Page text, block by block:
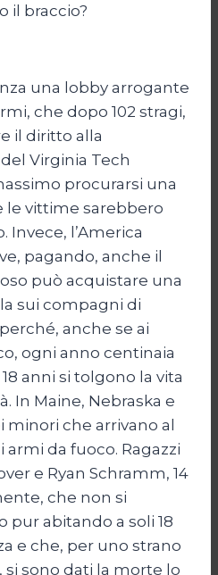
il braccio?
una lobby arrogante
che dopo 102 stragi,
il diritto alla
Virginia Tech
procurarsi una
le vittime sarebbero
l’America
pagando, anche il
può acquistare una
sui compagni di
anche se ai
ogni anno centinaia
anni si tolgono la vita
In Maine, Nebraska e
minori che arrivano al
armi da fuoco. Ragazzi
e Ryan Schramm, 14
che non si
pur abitando a soli 18
e che, per uno strano
sono dati la morte lo